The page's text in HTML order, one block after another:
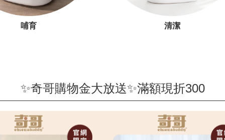
哺育 清潔
✨奇哥購物金大放送✨滿額現折300